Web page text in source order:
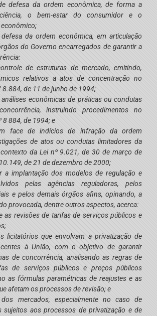
defesa da ordem econômica, de forma a
o bem-estar do consumidor e o
da ordem econômica, em articulação
do Governo encarregados de garantir a
de estruturas de mercado, emitindo,
relativos a atos de concentração no
8.884, de 11 de junho de 1994;
econômicas de práticas ou condutas
instruindo procedimentos no
8 884, de 1994; e
face de indícios de infração da ordem
de atos ou condutas limitadores da
da Lei nº 9.021, de 30 de março de
de 21 de dezembro de 2000;
a implantação dos modelos de regulação e
pelas agências reguladoras, pelos
e pelos demais órgãos afins, opinando, a
provocada, dentre outros aspectos, acerca:
as revisões de tarifas de serviços públicos e
licitatórios que envolvam a privatização de
à União, com o objetivo de garantir
de concorrência, analisando as regras de
de serviços públicos e preços públicos
as fórmulas paramétricas de reajustes e as
afetam os processos de revisão; e
mercados, especialmente no caso de
sujeitos aos processos de privatização e de